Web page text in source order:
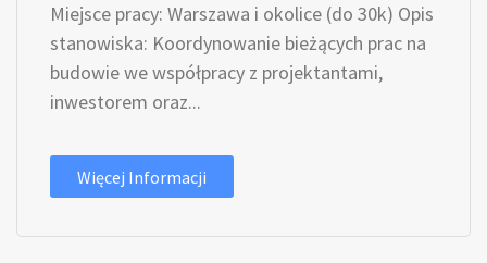
Miejsce pracy: Warszawa i okolice (do 30k) Opis
stanowiska: Koordynowanie bieżących prac na
budowie we współpracy z projektantami,
inwestorem oraz...
Więcej Informacji